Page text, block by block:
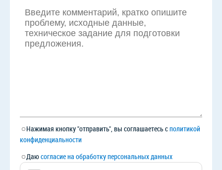
Нажимая кнопку "отправить", вы соглашаетесь сполитикой
конфиденциальности
Даюсогласие на обработку персональных данных